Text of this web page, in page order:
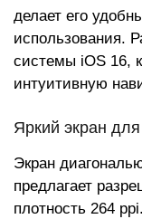
делает его
использования.
системы iOS 16,
интуитивную
Яркий экран
Экран
предлагает
плотность 264